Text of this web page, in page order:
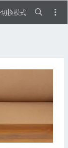
切換模式